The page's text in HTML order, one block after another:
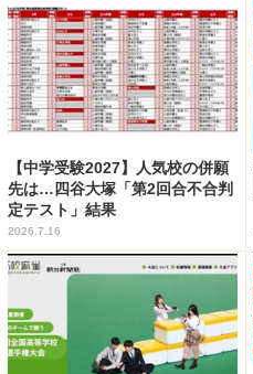
【中学受験2027】人気校の併願
先は…四谷大塚「第2回合不合判
定テスト」結果
2026.7.16